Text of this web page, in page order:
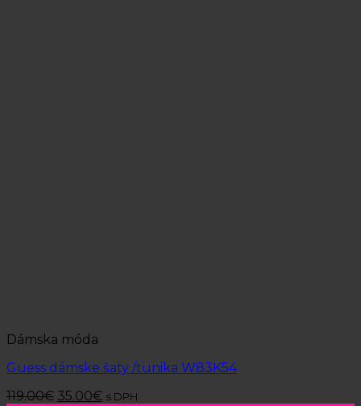
Dámska móda
Guess dámske šaty /tunika W83K54
119.00€ 35.00€ s DPH